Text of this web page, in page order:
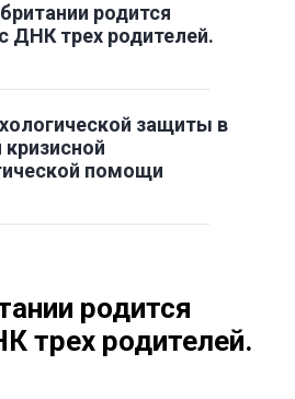
родится
трех родителей.
родится
ДНК трех родителей.
защиты в
кризисной
помощи